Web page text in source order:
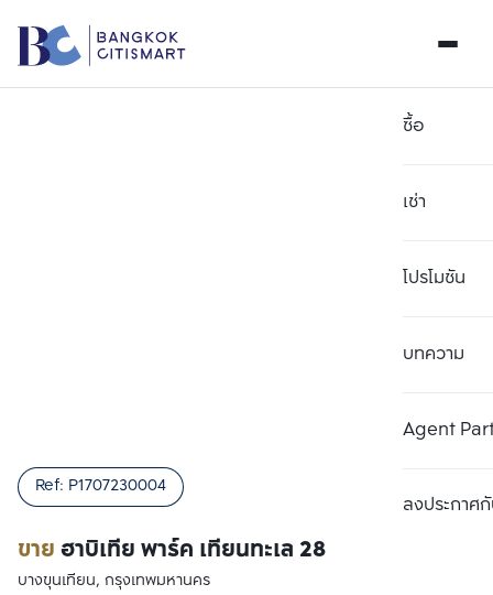
ซื้อ
เช่า
โปรโมชัน
บทความ
Agent
ลงประกาศกั
ขายฮาบิเทีย พาร์ค เทียนทะเล 28
Ref: P1707230004
บางขุนเทียน, กรุงเทพมหานคร